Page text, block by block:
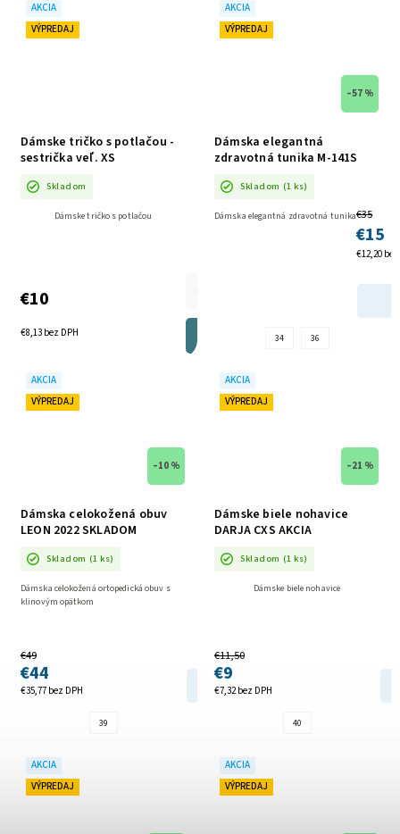
AKCIA
VÝPREDAJ
Dámske tričko s potlačou -
sestrička veľ. XS
Skladom
€8,13 bez DPH
€10
DO KOŠÍKA
Dámske tričko s potlačou
AKCIA
VÝPREDAJ
–57 %
Dámska elegantná
zdravotná tunika M-141S
Skladom (1 ks)
€12,20
€35
€15
Dámska elegantná zdravotná tunika
34 36
AKCIA
VÝPREDAJ
–10 %
Dámska celokožená obuv
LEON 2022 SKLADOM
Skladom (1 ks)
€35,77 bez DPH
€49
€44
DETAIL
Dámska celokožená ortopedická obuv s
klinovým opätkom
39
AKCIA
VÝPREDAJ
–21 %
Dámske biele nohavice
DARJA CXS AKCIA
Skladom (1 ks)
€7,32 bez DPH
€11,50
€9
Dámske biele nohavice
40
AKCIA
VÝPREDAJ
AKCIA
VÝPREDAJ